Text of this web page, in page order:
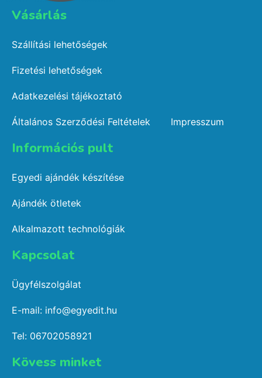
Vásárlás​
Szállítási lehetőségek
Fizetési lehetőségek
Adatkezelési tájékoztató
Általános Szerződési Feltételek Impresszum
Információs pult​
Egyedi ajándék készítése
Ajándék ötletek
Alkalmazott technológiák
Kapcsolat​
Ügyfélszolgálat
E-mail: info@egyedit.hu
Tel: 06702058921
Kövess minket